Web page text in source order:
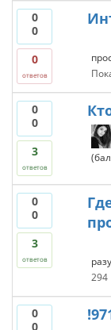
0
0
0
ответов
0
0
3
ответов
0
0
3
ответов
294
0
0